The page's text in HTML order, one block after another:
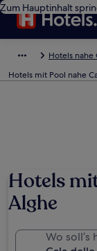
Zum Hauptinhalt
Hotels nahe
Hotels mit Pool nahe
Hotels
Alghe
Wo soll’s